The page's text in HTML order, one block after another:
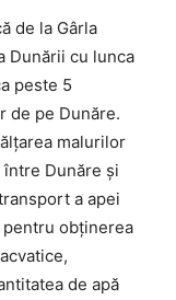
de la Gârla
Dunării cu lunca
peste 5
de pe Dunăre.
malurilor
Dunăre și
a apei
obținerea
de apă